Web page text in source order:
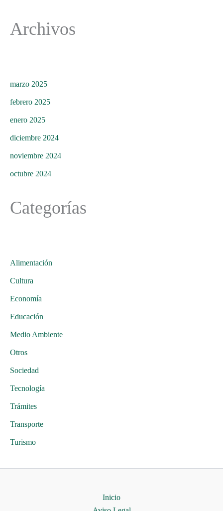
Archivos
marzo 2025
febrero 2025
enero 2025
diciembre 2024
noviembre 2024
octubre 2024
Categorías
Alimentación
Cultura
Economía
Educación
Medio Ambiente
Otros
Sociedad
Tecnología
Trámites
Transporte
Turismo
Inicio